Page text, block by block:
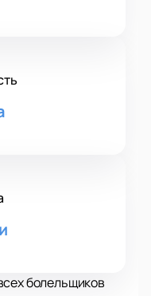
болельщиков